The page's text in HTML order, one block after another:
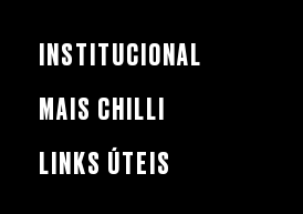
INSTITUCIONAL
MAIS CHILLI
LINKS ÚTEIS